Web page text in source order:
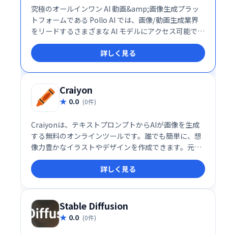
究極のオールインワン AI 動画&amp;画像生成プラッ
トフォームである Pollo AI では、画像/動画生成業界
をリードするさまざまな AI モデルにアクセス可能で
す。
詳しく見る
Craiyon
0.0 (0件)
Craiyonは、テキストプロンプトからAIが画像を生成
する無料のオンラインツールです。誰でも簡単に、想
像力豊かなイラストやデザインを作成できます。元々
はDALL-E miniとして人気を博し、現在はCraiyonと
して進化を続けています。初心者からプロまで、手軽
にAIによる画像生成を楽しめるサービスです。直感的
なインターフェースで、創造性を自由に羽ばたかせま
しょう。
詳しく見る
Stable Diffusion
0.0 (0件)